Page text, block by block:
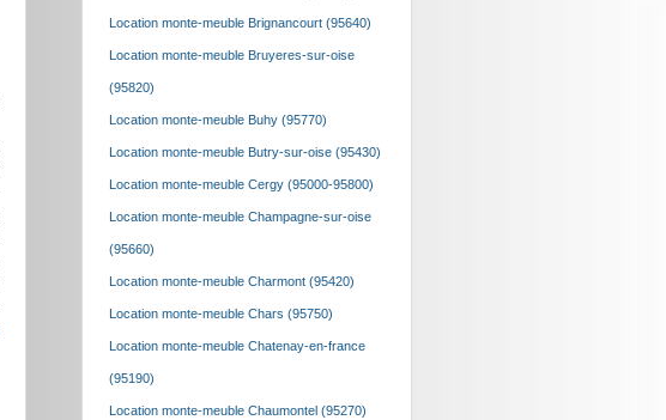
Location monte-meuble Brignancourt (95640)
Location monte-meuble Bruyeres-sur-oise
(95820)
Location monte-meuble Buhy (95770)
Location monte-meuble Butry-sur-oise (95430)
Location monte-meuble Cergy (95000-95800)
Location monte-meuble Champagne-sur-oise
(95660)
Location monte-meuble Charmont (95420)
Location monte-meuble Chars (95750)
Location monte-meuble Chatenay-en-france
(95190)
Location monte-meuble Chaumontel (95270)